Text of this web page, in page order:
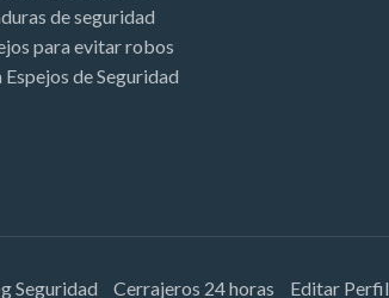
de seguridad
para evitar robos
Espejos de Seguridad
Seguridad Cerrajeros 24 horas Editar Perfil